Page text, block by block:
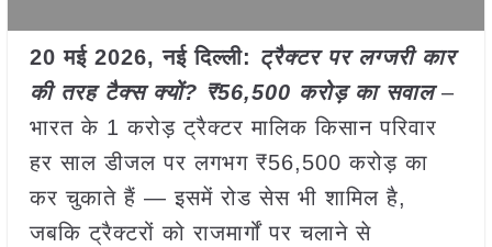
20 मई 2026, नई दिल्ली: ट्रैक्टर पर लग्जरी कार
की तरह टैक्स क्यों? ₹56,500 करोड़ का सवाल–
भारत के 1 करोड़ ट्रैक्टर मालिक किसान परिवार
हर साल डीजल पर लगभग ₹56,500 करोड़ का
कर चुकाते हैं — इसमें रोड सेस भी शामिल है,
जबकि ट्रैक्टरों को राजमार्गों पर चलाने से